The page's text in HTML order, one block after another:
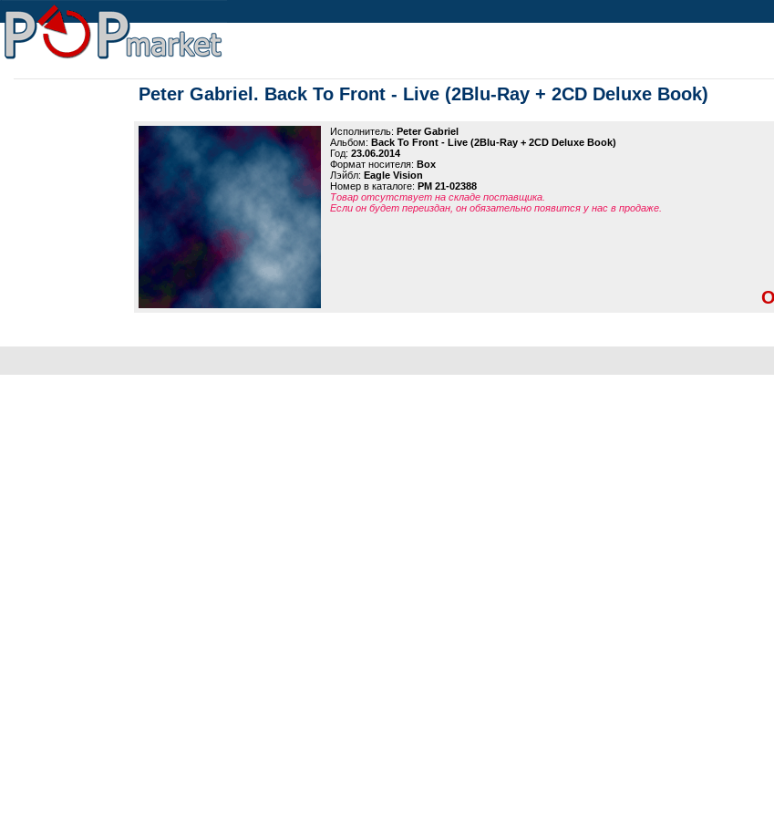
Peter Gabriel. Back To Front - Live (2Blu-Ray + 2CD Deluxe Book)
Исполнитель: Peter Gabriel
Альбом: Back To Front - Live (2Blu-Ray + 2CD Deluxe Book)
Год: 23.06.2014
Формат носителя: Box
Лэйбл: Eagle Vision
Номер в каталоге: PM 21-02388
Товар отсутствует на складе поставщика.
Если он будет переиздан, он обязательно появится у нас в продаже.